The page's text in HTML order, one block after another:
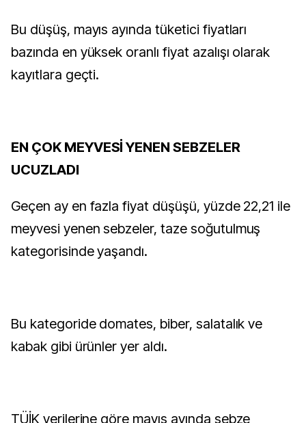
Bu düşüş, mayıs ayında tüketici fiyatları
bazında en yüksek oranlı fiyat azalışı olarak
kayıtlara geçti.
EN ÇOK MEYVESİ YENEN SEBZELER
UCUZLADI
Geçen ay en fazla fiyat düşüşü, yüzde 22,21 ile
meyvesi yenen sebzeler, taze soğutulmuş
kategorisinde yaşandı.
Bu kategoride domates, biber, salatalık ve
kabak gibi ürünler yer aldı.
TÜİK verilerine göre mayıs ayında sebze